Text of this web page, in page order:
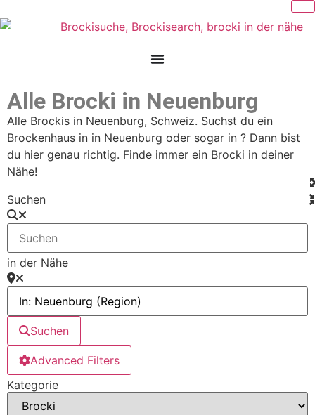
Alle Brocki in Neuenburg
Alle Brockis in Neuenburg, Schweiz. Suchst du ein
Brockenhaus in in Neuenburg oder sogar in ? Dann bist
du hier genau richtig. Finde immer ein Brocki in deiner
Nähe!
Suchen
in der Nähe
Suchen
Advanced Filters
Kategorie